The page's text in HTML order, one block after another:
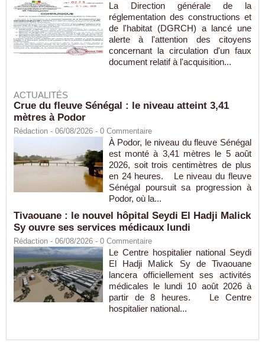
La Direction générale de la
réglementation des constructions et
de l'habitat (DGRCH) a lancé une
alerte à l'attention des citoyens
concernant la circulation d'un faux
document relatif à l'acquisition...
ACTUALITÉS
Crue du fleuve Sénégal : le niveau atteint 3,41
mètres à Podor
Rédaction - 06/08/2026 - 0 Commentaire
À Podor, le niveau du fleuve Sénégal
est monté à 3,41 mètres le 5 août
2026, soit trois centimètres de plus
en 24 heures. Le niveau du fleuve
Sénégal poursuit sa progression à
Podor, où la...
Tivaouane : le nouvel hôpital Seydi El Hadji Malick
Sy ouvre ses services médicaux lundi
Rédaction - 06/08/2026 - 0 Commentaire
Le Centre hospitalier national Seydi
El Hadji Malick Sy de Tivaouane
lancera officiellement ses activités
médicales le lundi 10 août 2026 à
partir de 8 heures. Le Centre
hospitalier national...